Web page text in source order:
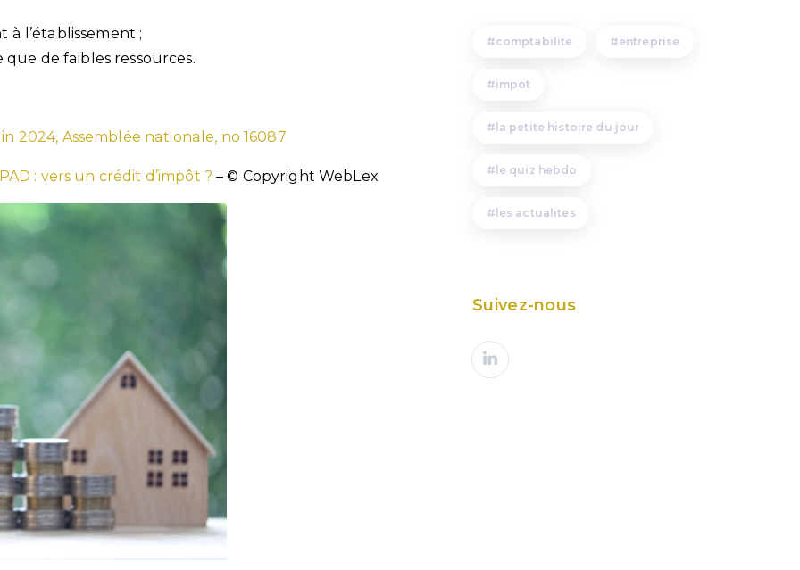
à l’établissement ;
de faibles ressources.
2024, Assemblée nationale, no 16087
: vers un crédit d’impôt ? – © Copyright WebLex
comptabilite entreprise
impot
la petite histoire du jour
le quiz hebdo
les actualites
Suivez-nous